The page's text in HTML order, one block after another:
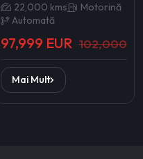
22,000 kms
Motorină
Automată
97,999 EUR 102,000
Mai Mult